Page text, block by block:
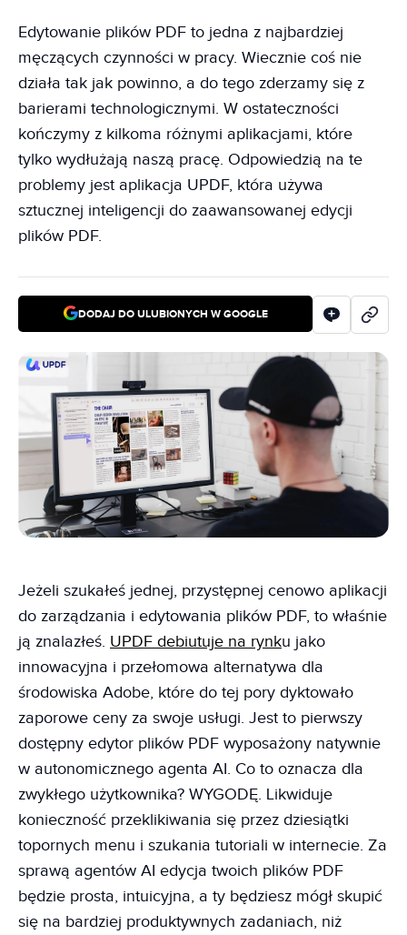
Edytowanie plików PDF to jedna z najbardziej
męczących czynności w pracy. Wiecznie coś nie
działa tak jak powinno, a do tego zderzamy się z
barierami technologicznymi. W ostateczności
kończymy z kilkoma różnymi aplikacjami, które
tylko wydłużają naszą pracę. Odpowiedzią na te
problemy jest aplikacja UPDF, która używa
sztucznej inteligencji do zaawansowanej edycji
plików PDF.
DODAJ DO ULUBIONYCH W GOOGLE
Jeżeli szukałeś jednej, przystępnej cenowo aplikacji
do zarządzania i edytowania plików PDF, to właśnie
ją znalazłeś. UPDF debiutuje na rynku jako
innowacyjna i przełomowa alternatywa dla
środowiska Adobe, które do tej pory dyktowało
zaporowe ceny za swoje usługi. Jest to pierwszy
dostępny edytor plików PDF wyposażony natywnie
w autonomicznego agenta AI. Co to oznacza dla
zwykłego użytkownika? WYGODĘ. Likwiduje
konieczność przeklikiwania się przez dziesiątki
topornych menu i szukania tutoriali w internecie. Za
sprawą agentów AI edycja twoich plików PDF
będzie prosta, intuicyjna, a ty będziesz mógł skupić
się na bardziej produktywnych zadaniach, niż